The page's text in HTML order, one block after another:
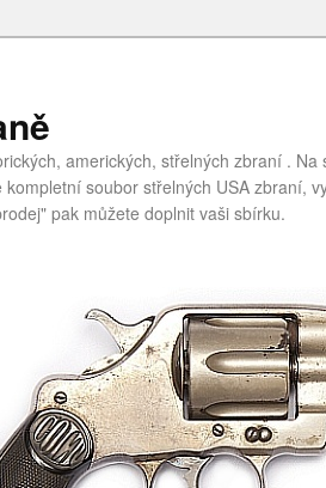
amerických, střelných zbraní . Na
soubor střelných USA zbraní,
pak můžete doplnit vaši sbírku.